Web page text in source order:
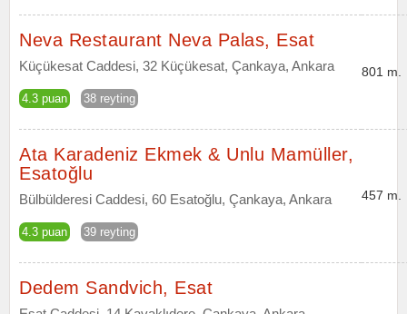
Neva Restaurant Neva Palas, Esat
Küçükesat Caddesi, 32 Küçükesat, Çankaya, Ankara
4.3 puan 38 reyting
801 m.
Ata Karadeniz Ekmek & Unlu Mamüller,
Esatoğlu
Bülbülderesi Caddesi, 60 Esatoğlu, Çankaya, Ankara
4.3 puan 39 reyting
457 m.
Dedem Sandvich, Esat